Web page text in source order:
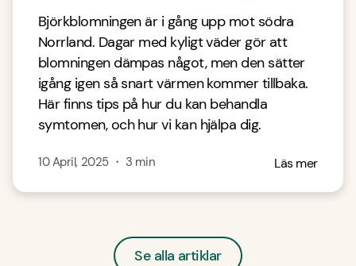
Björkblomningen är i gång upp mot södra
Norrland. Dagar med kyligt väder gör att
blomningen dämpas något, men den sätter
igång igen så snart värmen kommer tillbaka.
Här finns tips på hur du kan behandla
symtomen, och hur vi kan hjälpa dig.
10 April, 2025・ 3 min Läs mer
Se alla artiklar